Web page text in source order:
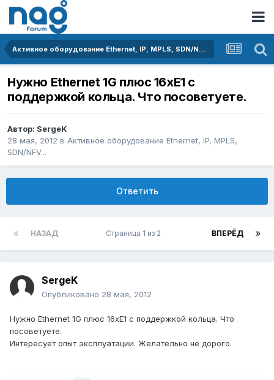
Активное оборудование Ethernet, IP, MPLS, SDN/NFV...
Нужно Ethernet 1G плюс 16xE1 с
поддержкой кольца. Что посоветуете.
Автор: SergeK
28 мая, 2012 в Активное оборудование Ethernet, IP, MPLS,
SDN/NFV...
Ответить
НАЗАД ВПЕРЁД
Страница 1 из 2
SergeK
Опубликовано 28 мая, 2012
Нужно Ethernet 1G плюс 16xE1 с поддержкой кольца. Что
посоветуете.
Интересует опыт эксплуатации. Желательно не дорого.